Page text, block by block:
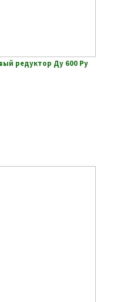
редуктор Ду 600 Ру